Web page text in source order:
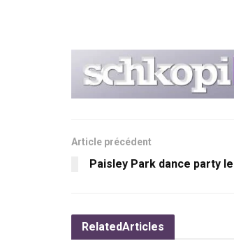
Article précédent
Paisley Park dance party
RelatedArticles